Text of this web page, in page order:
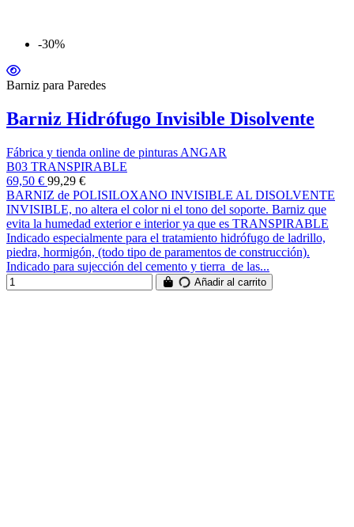
-30%
Barniz para Paredes
Barniz Hidrófugo Invisible Disolvente
Fábrica y tienda online de pinturas ANGAR
B03 TRANSPIRABLE
69,50 € 99,29 €
BARNIZ de POLISILOXANO INVISIBLE AL DISOLVENTE
INVISIBLE, no altera el color ni el tono del soporte. Barniz que
evita la humedad exterior e interior ya que es TRANSPIRABLE
Indicado especialmente para el tratamiento hidrófugo de ladrillo,
piedra, hormigón, (todo tipo de paramentos de construcción).
Indicado para sujección del cemento y tierra de las...
Añadir al carrito